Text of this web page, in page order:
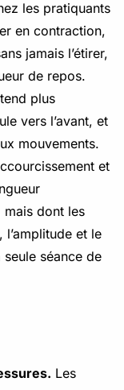
les pratiquants
en contraction,
jamais l’étirer,
de repos.
plus
vers l’avant, et
mouvements.
et
mais dont les
et le
séance de
Les